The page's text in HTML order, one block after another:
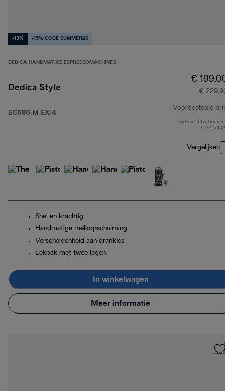
-13% -15% CODE SUMMER26
DEDICA HANDMATIGE ESPRESSOMACHINES
Dedica Style
EC685.M EX:4
€
€
Voorgestelde
Inclusief btw-bedrag
€ 34,54
Vergelijken
Snel en krachtig
Handmatige melkopschuiming
Verscheidenheid aan drankjes
Lekbak met twee lagen
In winkelwagen
Meer informatie